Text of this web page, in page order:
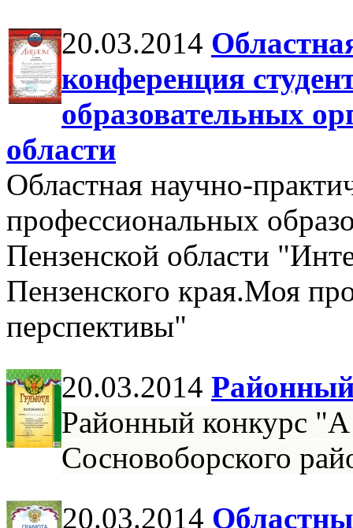
20.03.2014
конференция
образовательных
области
Областная научно-
профессиональных
Пензенской области
Пензенского края.Моя
перспективы"
20.03.2014
Районный конкурс
Сосновоборского
20.03.2014